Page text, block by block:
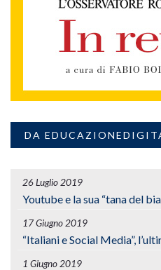
DA
26 Luglio 2019
Youtube e la sua “tana del
17 Giugno 2019
“Italiani e Social Media”,
1 Giugno 2019